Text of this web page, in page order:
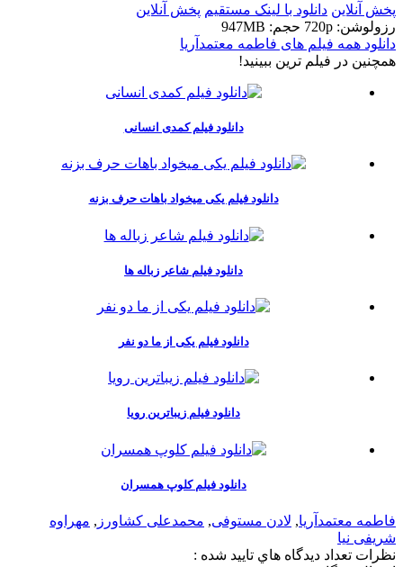
پخش آنلاین دانلود با لينک مستقيم پخش آنلاین
رزولوشن: 720p
حجم: 947MB
دانلود همه فیلم های فاطمه معتمدآریا
همچنين در فيلم ترين ببينيد!
دانلود فیلم کمدی انسانی
دانلود فیلم یکی میخواد باهات حرف بزنه
دانلود فیلم شاعر زباله ها
دانلود فیلم یکی از ما دو نفر
دانلود فیلم زیباترین رویا
دانلود فیلم کلوپ همسران
فاطمه معتمدآریا, لادن مستوفی, محمدعلی کشاورز , مهراوه
شریفی نیا
نظرات تعداد ديدگاه هاي تاييد شده :